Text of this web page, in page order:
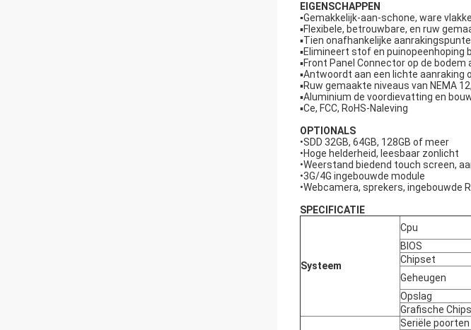
EIGENSCHAPPEN
▪Gemakkelijk-aan-schone, ware
▪Flexibele, betrouwbare, en ruw
▪Tien onafhankelijke
▪Elimineert stof en puinopeenhoping
▪Front Panel Connector op de
▪Antwoordt aan een lichte aanraking
▪Ruw gemaakte niveaus van NEMA
▪Aluminium de voordievatting en
▪Ce, FCC, RoHS-Naleving
OPTIONALS
•SDD 32GB, 64GB, 128GB of meer
•Hoge helderheid, leesbaar zonlicht
•Weerstand biedend touch screen,
•3G/4G ingebouwde module
•Webcamera, sprekers, ingebouwde
SPECIFICATIE
Systeem
Cpu
BIOS
Chipset
Geheugen
Opslag
Grafische
Seriële poorten